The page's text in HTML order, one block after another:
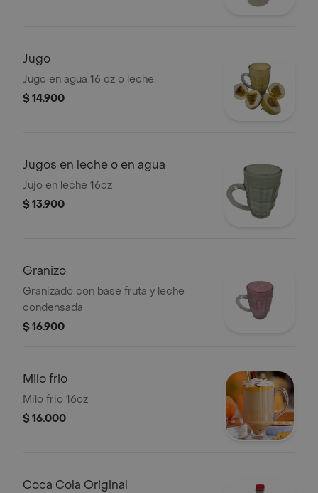
Jugo
Jugo en agua 16 oz o leche.
$ 14.900
Jugos en leche o en agua
Jujo en leche 16oz
$ 13.900
Granizo
Granizado con base fruta y leche
condensada
$ 16.900
Milo frio
Milo frio 16oz
$ 16.000
Coca Cola Original